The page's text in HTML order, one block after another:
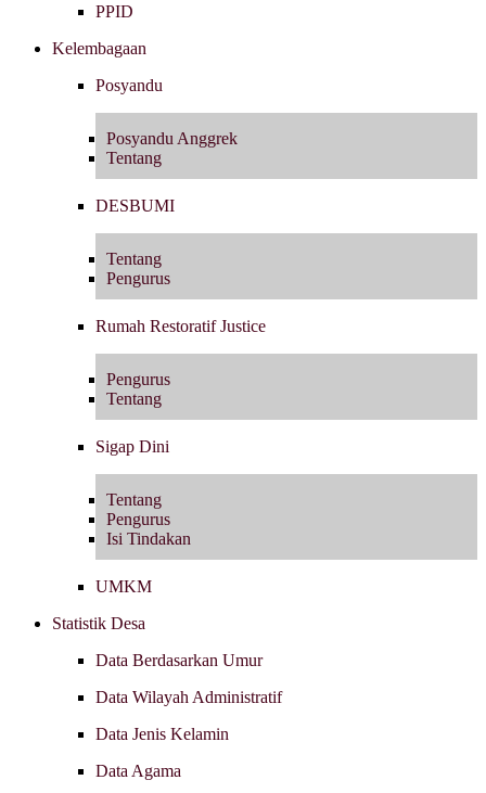
PPID
Kelembagaan
Posyandu
Posyandu Anggrek
Tentang
DESBUMI
Tentang
Pengurus
Rumah Restoratif Justice
Pengurus
Tentang
Sigap Dini
Tentang
Pengurus
Isi Tindakan
UMKM
Statistik Desa
Data Berdasarkan Umur
Data Wilayah Administratif
Data Jenis Kelamin
Data Agama